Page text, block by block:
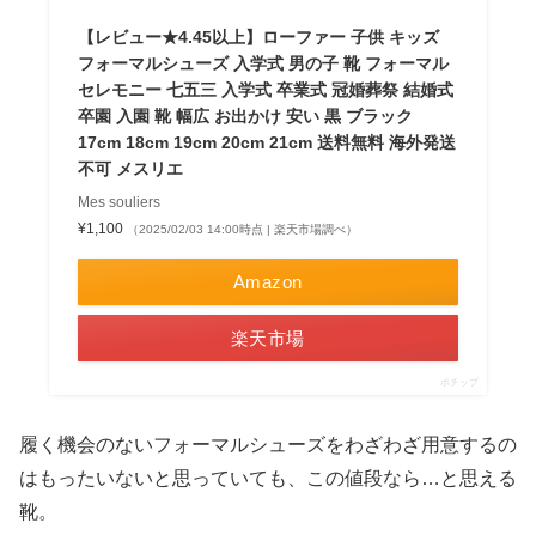
【レビュー★4.45以上】ローファー 子供 キッズ
フォーマルシューズ 入学式 男の子 靴 フォーマル
セレモニー 七五三 入学式 卒業式 冠婚葬祭 結婚式
卒園 入園 靴 幅広 お出かけ 安い 黒 ブラック
17cm 18cm 19cm 20cm 21cm 送料無料 海外発送
不可 メスリエ
Mes souliers
¥1,100
（2025/02/03 14:00時点 | 楽天市場調べ）
Amazon
楽天市場
ポチップ
履く機会のないフォーマルシューズをわざわざ用意するの
はもったいないと思っていても、この値段なら…と思える
靴。